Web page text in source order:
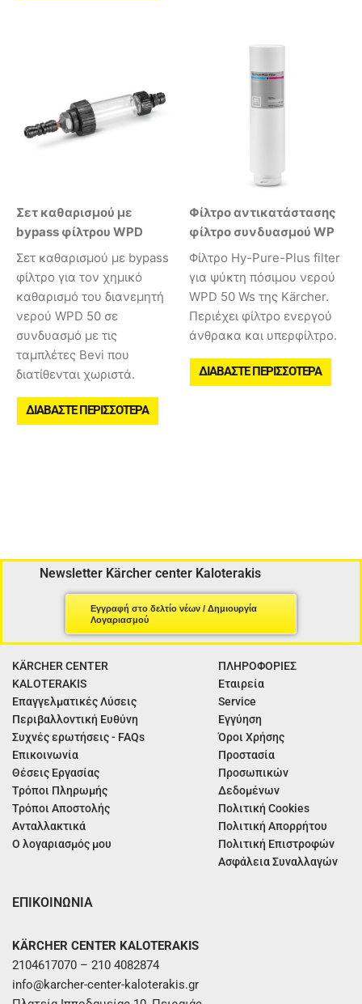
Σετ καθαρισμού με
bypass φίλτρου WPD
Σετ καθαρισμού με bypass
φίλτρο για τον χημικό
καθαρισμό του διανεμητή
νερού WPD 50 σε
συνδυασμό με τις
ταμπλέτες Bevi που
διατίθενται χωριστά.
ΔΙΑΒΆΣΤΕ ΠΕΡΙΣΣΌΤΕΡΑ
Φίλτρο αντικατάστασης
φίλτρο συνδυασμού WP
Φίλτρο Hy-Pure-Plus filter
για ψύκτη πόσιμου νερού
WPD 50 Ws της Kärcher.
Περιέχει φίλτρο ενεργού
άνθρακα και υπερφίλτρο.
ΔΙΑΒΆΣΤΕ ΠΕΡΙΣΣΌΤΕΡΑ
Newsletter Kärcher center Kaloterakis
Εγγραφή στο δελτίο νέων / Δημιουργία
Λογαριασμού
KÄRCHER CENTER
KALOTERAKIS
Επαγγελματικές Λύσεις
Περιβαλλοντική Ευθύνη
Συχνές ερωτήσεις - FAQs
Επικοινωνία
Θέσεις Εργασίας
Τρόποι Πληρωμής
Τρόποι Αποστολής
Ανταλλακτικά
Ο λογαριασμός μου
ΠΛΗΡΟΦΟΡΙΕΣ
Εταιρεία
Service
Εγγύηση
Όροι Χρήσης
Προστασία
Προσωπικών
Δεδομένων
Πολιτική Cookies
Πολιτική Απορρήτου
Πολιτική Επιστροφών
Ασφάλεια Συναλλαγών
ΕΠΙΚΟΙΝΩΝΙΑ
KÄRCHER CENTER KALOTERAKIS
2104617070 – 210 4082874
info@karcher-center-kaloterakis.gr